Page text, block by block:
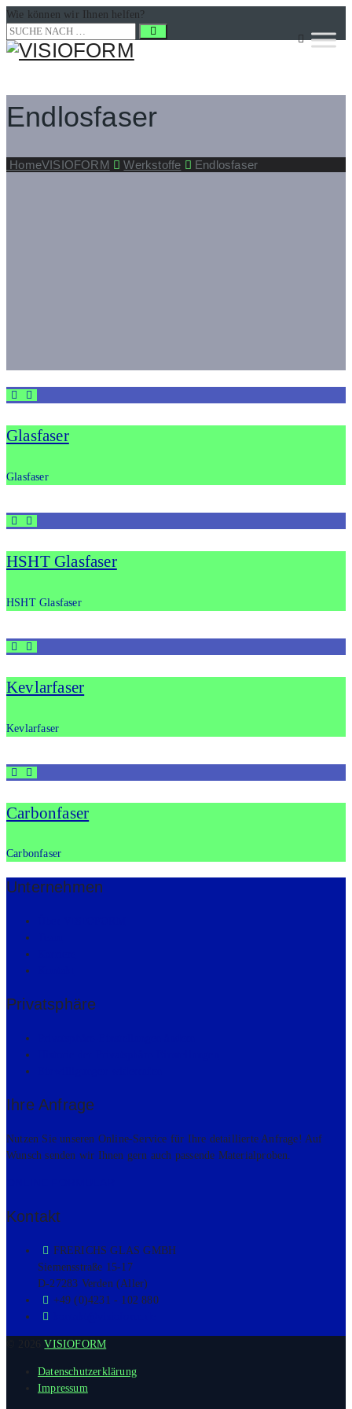
Wie können wir Ihnen helfen?
Endlosfaser
HomeVISIOFORM Werk­stof­fe Endlosfaser
Glas­fa­ser
Glas­fa­ser
HSHT Glas­fa­ser
HSHT Glas­fa­ser
Kev­lar­fa­ser
Kev­lar­fa­ser
Car­bon­fa­ser
Car­bon­fa­ser
Unter­neh­men
Pri­vat­sphä­re
Ihre Anfra­ge
Nutzen Sie unseren Online-Service für Ihre detaillierte Anfrage! Auf
Wunsch senden wir Ihnen gern auch passende Materialproben.
Kontakt
FRERICHS GLAS GMBH
Siemensstraße 15-17
D-27283 Verden (Aller)
+49 (0)4231 - 102 880
© 2026VISIOFORM
Daten­schutz­er­klä­rung
Impres­sum